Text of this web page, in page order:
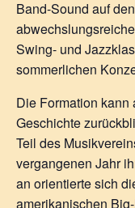
Band-Sound auf
Swing- und
sommerlichen
Die Formation
Geschichte
Teil des
vergangenen Jahr
an orientierte sich
amerikanischen